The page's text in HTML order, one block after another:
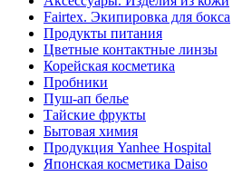
Fairtex. Экипировка для бокса
Продукты питания
Цветные контактные линзы
Корейская косметика
Пробники
Пуш-ап белье
Тайские фрукты
Бытовая химия
Продукция Yanhee Hospital
Японская косметика Daiso